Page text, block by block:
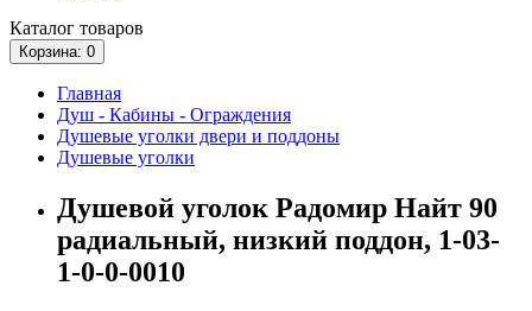
Каталог товаров
Корзина: 0
Главная
Душ - Кабины - Ограждения
Душевые уголки двери и поддоны
Душевые уголки
Душевой уголок Радомир Найт 90
радиальный, низкий поддон, 1-03-
1-0-0-0010